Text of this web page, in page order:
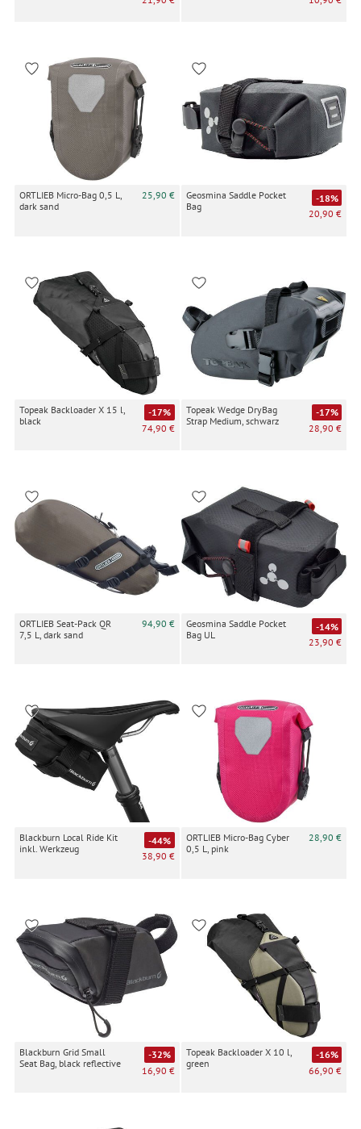
ORTLIEB Micro-Bag 0,5 L,
dark sand
25,90 €
Geosmina Saddle Pocket
Bag
-18%
20,90 €
Topeak Backloader X 15 l,
black
-17%
74,90 €
Topeak Wedge DryBag
Strap Medium, schwarz
-17%
28,90 €
ORTLIEB Seat-Pack QR
7,5 L, dark sand
94,90 €
Geosmina Saddle Pocket
Bag UL
-14%
23,90 €
Blackburn Local Ride Kit
inkl. Werkzeug
-44%
38,90 €
ORTLIEB Micro-Bag Cyber
0,5 L, pink
28,90 €
Blackburn Grid Small
Seat Bag, black reflective
-32%
16,90 €
Topeak Backloader X 10 l,
green
-16%
66,90 €